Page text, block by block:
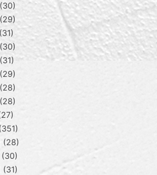
30
29
31
30
31
29
28
28
27
351
28
30
31